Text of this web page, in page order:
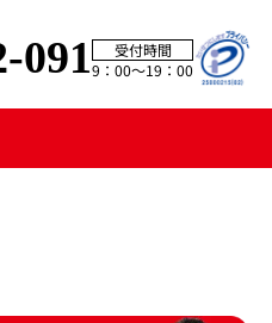
091
受付時間
9：00〜19：00